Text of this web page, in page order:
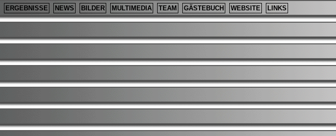
ERGEBNISSE NEWS BILDER MULTIMEDIA TEAM GÄSTEBUCH WEBSITE LINKS